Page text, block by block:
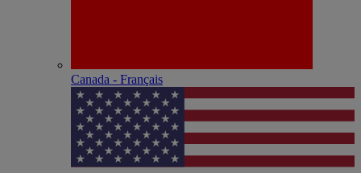
Canada - Français